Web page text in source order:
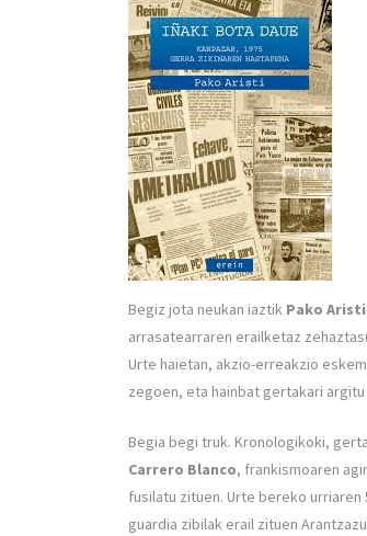
Begiz jota neukan iaztik Pako Aristi
arrasatearraren erailketaz
Urte haietan, akzio-erreakzio
zegoen, eta hainbat gertakari
Begia begi truk. Kronologikoki,
Carrero Blanco, frankismoaren
fusilatu zituen. Urte bereko urriaren
guardia zibilak erail zituen